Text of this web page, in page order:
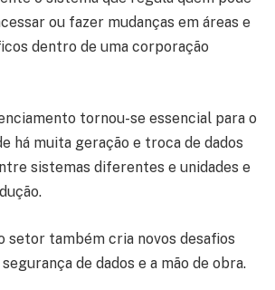
ou fazer mudanças em áreas e
dentro de uma corporação
tornou-se essencial para o
há muita geração e troca de dados
sistemas diferentes e unidades e
setor também cria novos desafios
de dados e a mão de obra.